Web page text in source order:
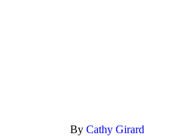
By Cathy Girard